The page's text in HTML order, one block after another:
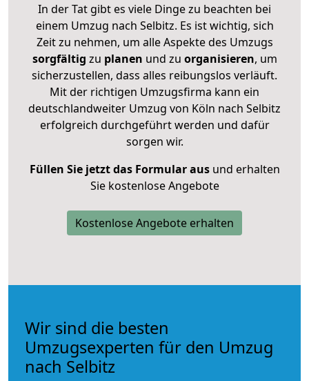
In der Tat gibt es viele Dinge zu beachten bei
einem Umzug nach Selbitz. Es ist wichtig, sich
Zeit zu nehmen, um alle Aspekte des Umzugs
sorgfältig zu planen und zu organisieren, um
sicherzustellen, dass alles reibungslos verläuft.
Mit der richtigen Umzugsfirma kann ein
deutschlandweiter Umzug von Köln nach Selbitz
erfolgreich durchgeführt werden und dafür
sorgen wir.
Füllen Sie jetzt das Formular ausund erhalten
Sie kostenlose Angebote
Kostenlose Angebote erhalten
Wir sind die besten
Umzugsexperten für den Umzug
nach Selbitz